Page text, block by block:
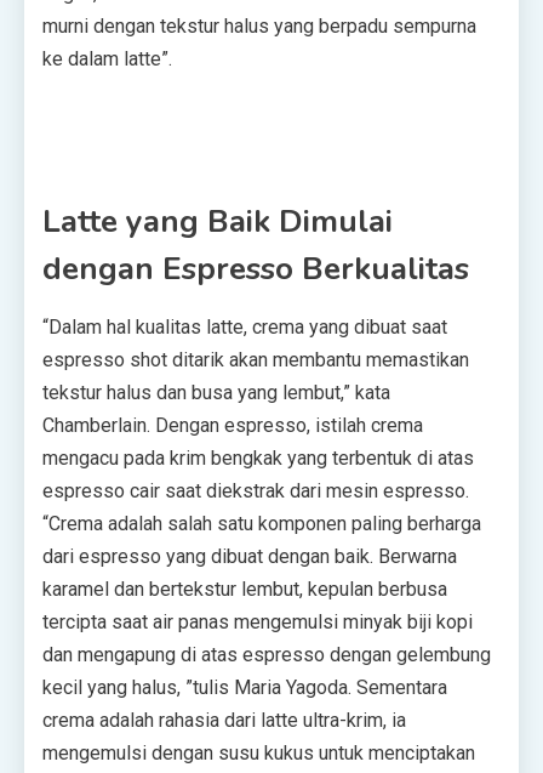
murni dengan tekstur halus yang berpadu sempurna
ke dalam latte”.
Latte yang Baik Dimulai
dengan Espresso Berkualitas
“Dalam hal kualitas latte, crema yang dibuat saat
espresso shot ditarik akan membantu memastikan
tekstur halus dan busa yang lembut,” kata
Chamberlain. Dengan espresso, istilah crema
mengacu pada krim bengkak yang terbentuk di atas
espresso cair saat diekstrak dari mesin espresso.
“Crema adalah salah satu komponen paling berharga
dari espresso yang dibuat dengan baik. Berwarna
karamel dan bertekstur lembut, kepulan berbusa
tercipta saat air panas mengemulsi minyak biji kopi
dan mengapung di atas espresso dengan gelembung
kecil yang halus, ”tulis Maria Yagoda. Sementara
crema adalah rahasia dari latte ultra-krim, ia
mengemulsi dengan susu kukus untuk menciptakan